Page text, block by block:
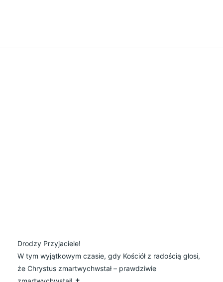
Drodzy Przyjaciele!
W tym wyjątkowym czasie, gdy Kościół z radością głosi,
że Chrystus zmartwychwstał – prawdziwie